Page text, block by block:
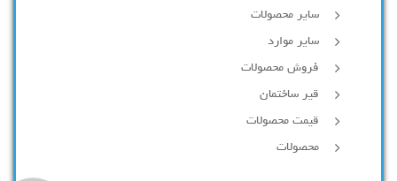
سایر محصولات
سایر موارد
فروش محصولات
قیر ساختمان
قیمت محصولات
محصولات